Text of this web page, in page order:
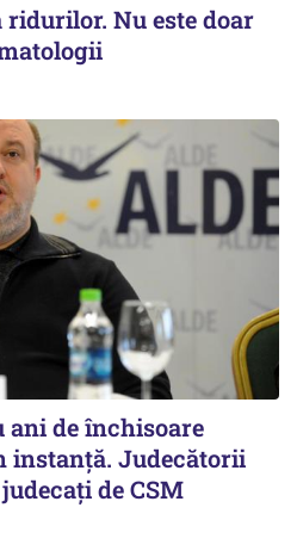
ridurilor. Nu este doar
ani de închisoare
instanță. Judecătorii
de CSM